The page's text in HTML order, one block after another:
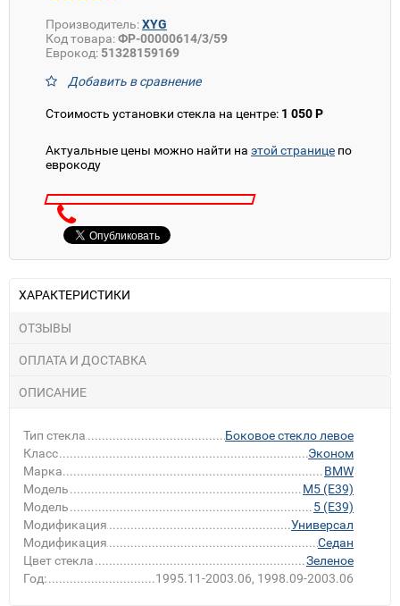
Производитель:XYG
Код товара:ФР-00000614/3/59
Еврокод: 51328159169
Добавить в сравнение
Стоимость установки стекла на центре: 1 050 Р
Актуальные цены можно найти на этой странице по
еврокоду
ХАРАКТЕРИСТИКИ
ОТЗЫВЫ
ОПЛАТА И ДОСТАВКА
ОПИСАНИЕ
Тип стекла
Боковое стекло левое
Класс
Эконом
Марка
BMW
Модель
M5 (E39)
Модель
5 (E39)
Модификация
Универсал
Модификация
Седан
Цвет стекла
Зеленое
Год:
1995.11-2003.06, 1998.09-2003.06